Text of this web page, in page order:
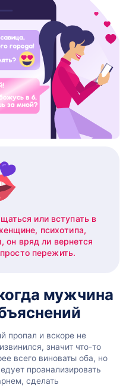
или вступать в
психотипа,
он вряд ли вернется
пережить.
мужчина
пропал и вскоре не
значит что-то
всего виноваты оба, но
проанализировать
сделать